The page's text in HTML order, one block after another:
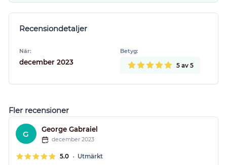
Recensiondetaljer
När:
december 2023
Betyg:
5 av 5
Fler recensioner
G George Gabraiel
december 2023
5.0 • Utmärkt